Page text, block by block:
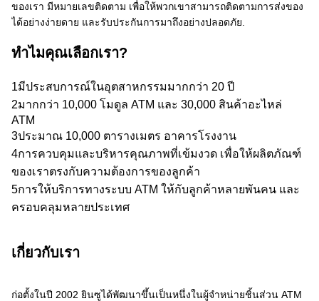
ของเรา มีหมายเลขติดตาม เพื่อให้พวกเขาสามารถติดตามการส่งของ
ได้อย่างง่ายดาย และรับประกันการมาถึงอย่างปลอดภัย.
ทําไมคุณเลือกเรา?
1มีประสบการณ์ในอุตสาหกรรมมากกว่า 20 ปี
2มากกว่า 10,000 โมดูล ATM และ 30,000 สินค้าอะไหล่
ATM
3ประมาณ 10,000 ตารางเมตร อาคารโรงงาน
4การควบคุมและบริหารคุณภาพที่เข้มงวด เพื่อให้ผลิตภัณฑ์
ของเราตรงกับความต้องการของลูกค้า
5การให้บริการทางระบบ ATM ให้กับลูกค้าหลายพันคน และ
ครอบคลุมหลายประเทศ
เกี่ยวกับเรา
ก่อตั้งในปี 2002 ยินซูได้พัฒนาขึ้นเป็นหนึ่งในผู้จําหน่ายชิ้นส่วน ATM